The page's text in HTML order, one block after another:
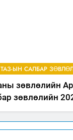
ТАЗ-ЫН САЛБАР
зөвлөлийн
зөвлөлийн
жилийн